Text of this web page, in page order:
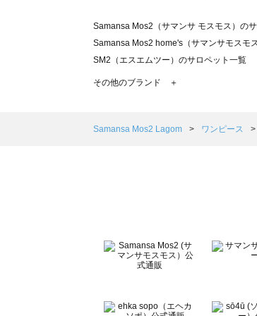
Samansa Mos2（サマンサ モスモス）の
Samansa Mos2 home's（サマンサモスモ
SM2（エスエムツー）のサロペット一覧
TSUHARU by Samansa Mos2（ツハルバ
Samansa Mos2 Lagom（サマンサモスモ
BETTY'S BLUE（べティーズブルー）のサ
Wpc.（ワールドパーティー）のサロペット
その他のブランド ＋
Samansa Mos2 Lagom ワンピース